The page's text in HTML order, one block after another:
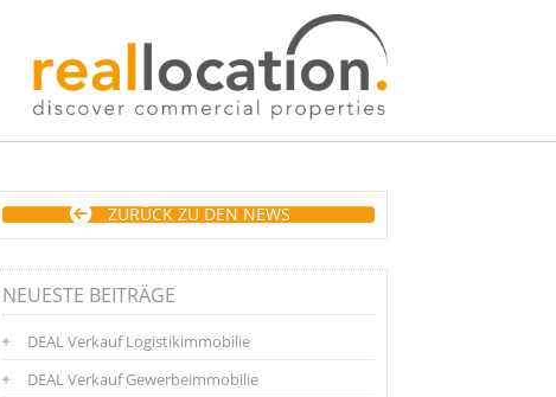
ZURÜCK ZU DEN NEWS
NEUESTE BEITRÄGE
DEAL Verkauf Logistikimmobilie
DEAL Verkauf Gewerbeimmobilie